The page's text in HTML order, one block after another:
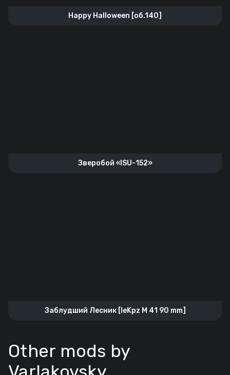
Happy Halloween [об.140]
Зверобой «ISU-152»
Заблудший Лесник [leKpz M 41 90 mm]
Other mods by